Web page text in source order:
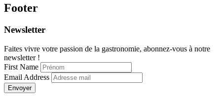
Footer
Newsletter
Faites vivre votre passion de la gastronomie, abonnez-vous à notre
newsletter !
First Name
Email Address
Envoyer